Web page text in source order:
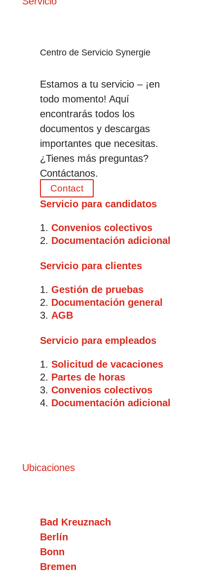
Centro de Servicio Synergie
Estamos a tu servicio – ¡en
todo momento! Aquí
encontrarás todos los
documentos y descargas
importantes que necesitas.
¿Tienes más preguntas?
Contáctanos.
Contact
Servicio para candidatos
Convenios colectivos
Documentación adicional
Servicio para clientes
Gestión de pruebas
Documentación general
AGB
Servicio para empleados
Solicitud de vacaciones
Partes de horas
Convenios colectivos
Documentación adicional
Ubicaciones
Bad Kreuznach
Berlín
Bonn
Bremen